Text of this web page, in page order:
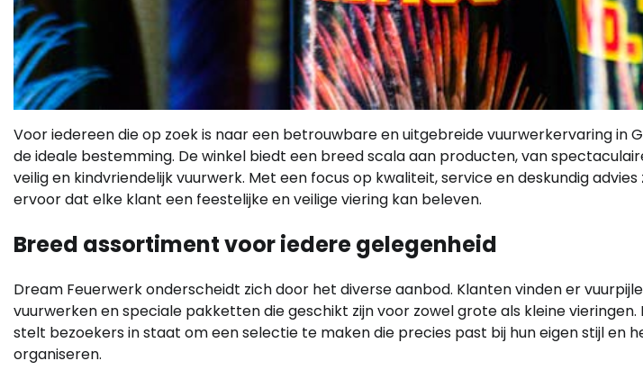
Voor iedereen die op zoek is naar een betrouwbare en uitgebreide vuurwerkervaring in
de ideale bestemming. De winkel biedt een breed scala aan producten, van
veilig en kindvriendelijk vuurwerk. Met een focus op kwaliteit, service en deskundig
ervoor dat elke klant een feestelijke en veilige viering kan beleven.
Breed assortiment voor iedere gelegenheid
Dream Feuerwerk onderscheidt zich door het diverse aanbod. Klanten vinden er
vuurwerken en speciale pakketten die geschikt zijn voor zowel grote als kleine
stelt bezoekers in staat om een selectie te maken die precies past bij hun eigen stijl en
organiseren.